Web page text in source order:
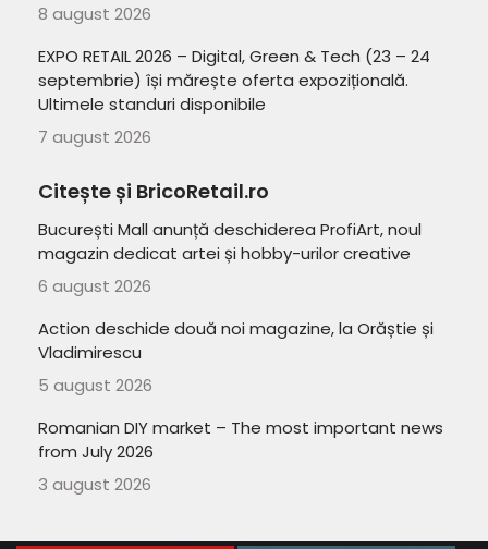
8 august 2026
EXPO RETAIL 2026 – Digital, Green & Tech (23 – 24
septembrie) își mărește oferta expozițională.
Ultimele standuri disponibile
7 august 2026
Citește și BricoRetail.ro
București Mall anunță deschiderea ProfiArt, noul
magazin dedicat artei și hobby-urilor creative
6 august 2026
Action deschide două noi magazine, la Orăștie și
Vladimirescu
5 august 2026
Romanian DIY market – The most important news
from July 2026
3 august 2026